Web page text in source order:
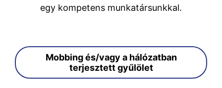
egy kompetens munkatársunkkal.
Mobbing és/vagy a hálózatban
terjesztett gyűlölet